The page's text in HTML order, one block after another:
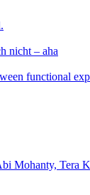
nicht – aha
functional
Mohanty,